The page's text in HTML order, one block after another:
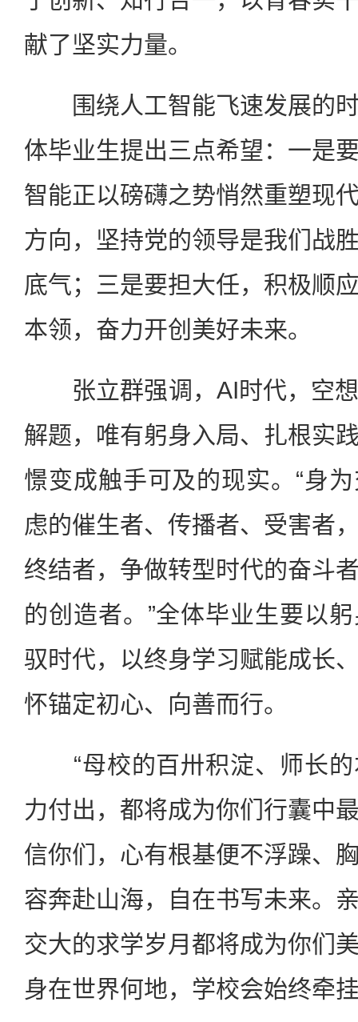
献了坚实力量。
围绕人工智能飞速发展的时
体毕业生提出三点希望：一是
智能正以磅礴之势悄然重塑现
方向，坚持党的领导是我们战
底气；三是要担大任，积极顺
本领，奋力开创美好未来。
张立群强调，AI时代，空想
解题，唯有躬身入局、扎根实
憬变成触手可及的现实。“身
虑的催生者、传播者、受害者
终结者，争做转型时代的奋斗
的创造者。”全体毕业生要以
驭时代，以终身学习赋能成长
怀锚定初心、向善而行。
“母校的百卅积淀、师长的
力付出，都将成为你们行囊中
信你们，心有根基便不浮躁、
容奔赴山海，自在书写未来。
交大的求学岁月都将成为你们
身在世界何地，学校会始终牵